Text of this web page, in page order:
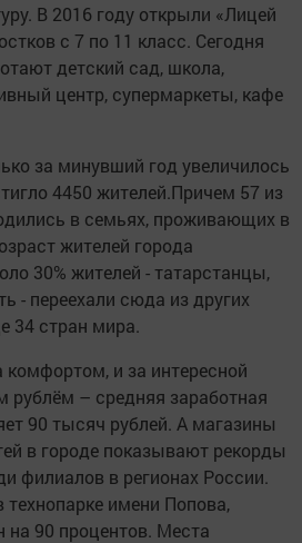
В 2016 году открыли «Лицей
с 7 по 11 класс. Сегодня
детский сад, школа,
центр, супермаркеты, кафе
за минувший год увеличилось
4450 жителей.Причем 57 из
в семьях, проживающих в
жителей города
30% жителей - татарстанцы,
- переехали сюда из других
34 стран мира.
комфортом, и за интересной
рублём – средняя заработная
90 тысяч рублей. А магазины
в городе показывают рекорды
филиалов в регионах России.
имени Попова,
на 90 процентов. Места